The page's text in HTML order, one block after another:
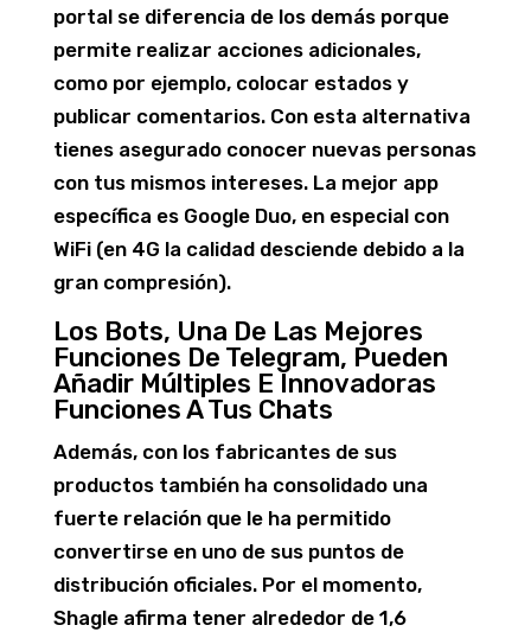
portal se diferencia de los demás porque
permite realizar acciones adicionales,
como por ejemplo, colocar estados y
publicar comentarios. Con esta alternativa
tienes asegurado conocer nuevas personas
con tus mismos intereses. La mejor app
específica es Google Duo, en especial con
WiFi (en 4G la calidad desciende debido a la
gran compresión).
Los Bots, Una De Las Mejores
Funciones De Telegram, Pueden
Añadir Múltiples E Innovadoras
Funciones A Tus Chats
Además, con los fabricantes de sus
productos también ha consolidado una
fuerte relación que le ha permitido
convertirse en uno de sus puntos de
distribución oficiales. Por el momento,
Shagle afirma tener alrededor de 1,6